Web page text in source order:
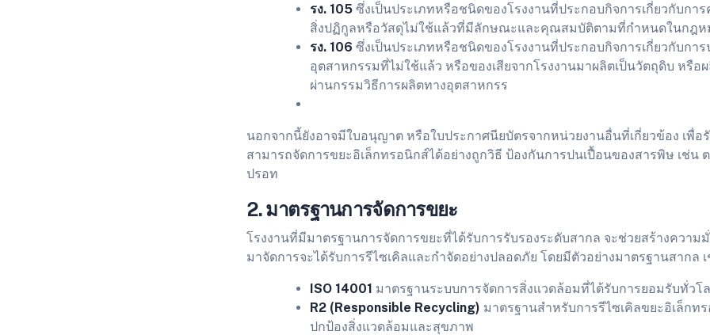
รง. 105ซึ่งเป็นประเภทหรือชนิดของโรงงานที่ประกอบกิจการเกี่ยวกับกา
สิ่งปฏิกูลหรือวัสดุไม่ใช้แล้วที่มีลักษณะและคุณสมบัติตามที่กำหนดในกฎห
รง. 106 ซึ่งเป็นประเภทหรือชนิดของโรงงานที่ประกอบกิจการเกี่ยวกับก
อุตสาหกรรมที่ไม่ใช้แล้ว หรือของเสียจากโรงงานมาผลิตเป็นวัตถุดิบ หรื
ผ่านกรรมวิธีการผลิตทางอุตสาหกรร
นอกจากนี้ยังอาจมีใบอนุญาต หรือใบประกาศนียบัตรจากหน่วยงานอื่นที่เกี่ยวข้อง เพื่อ
สามารถจัดการขยะอิเล็กทรอนิกส์ได้อย่างถูกวิธี ป้องกันการปนเปื้อนของสารพิษ เช่น
ปรอท
2. มาตรฐานการจัดการขยะ
โรงงานที่มีมาตรฐานการจัดการขยะที่ได้รับการรับรองระดับสากล จะช่วยสร้างควา
มาจัดการจะได้รับการรีไซเคิลและกำจัดอย่างปลอดภัย โดยมีตัวอย่างมาตรฐานสากล
ISO 14001 มาตรฐานระบบการจัดการสิ่งแวดล้อมที่ได้รับการยอมรับทั่วโ
R2 (Responsible Recycling) มาตรฐานสำหรับการรีไซเคิลขยะอิเล็กท
ปกป้องสิ่งแวดล้อมและสุขภาพ